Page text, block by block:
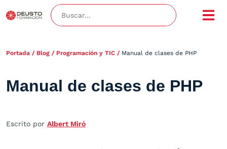
Portada / Blog / Programación y TIC / Manual de clases de PHP
Manual de clases de PHP
Escrito por Albert Miró